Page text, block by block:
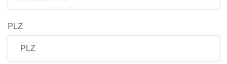
PLZ